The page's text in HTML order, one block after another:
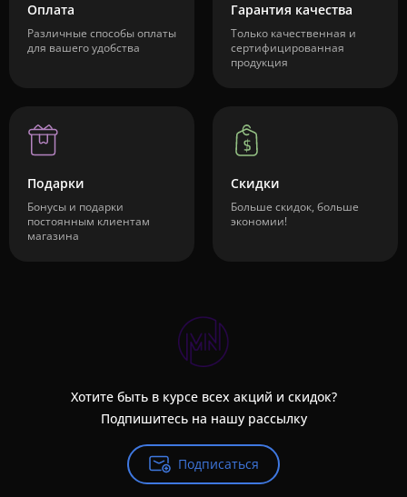
Оплата
Различные способы оплаты
для вашего удобства
Гарантия качества
Только качественная и
сертифицированная
продукция
Подарки
Бонусы и подарки
постоянным клиентам
магазина
Скидки
Больше скидок, больше
экономии!
Хотите быть в курсе всех акций и скидок?
Подпишитесь на нашу рассылку
Подписаться